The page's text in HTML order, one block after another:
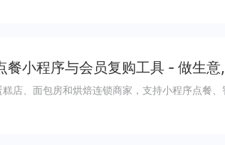
餐小程序与会员复购工具 - 做生意
店、面包房和烘焙连锁商家，支持小程序点餐